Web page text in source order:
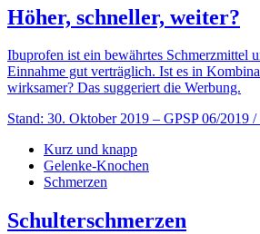
Höher, schneller, weiter?
Ibuprofen ist ein bewährtes Schmerzmittel
Einnahme gut verträglich. Ist es in
wirksamer? Das suggeriert die Werbung.
Stand: 30. Oktober 2019 – GPSP 06/2019 /
Kurz und knapp
Gelenke-Knochen
Schmerzen
Schulterschmerzen